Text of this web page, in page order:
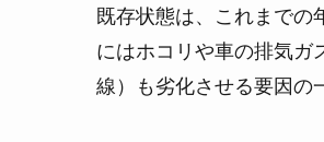
既存状態は、これまでの
にはホコリや車の排気ガ
線）も劣化させる要因の